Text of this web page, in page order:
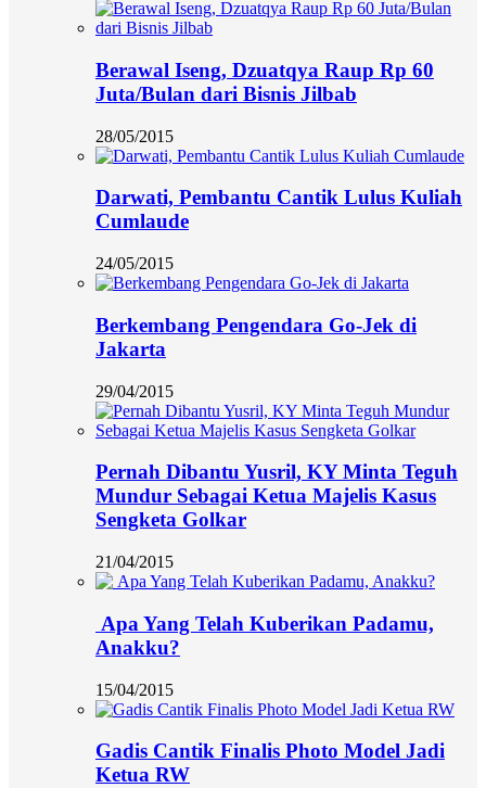
Berawal Iseng, Dzuatqya Raup Rp 60
Juta/Bulan dari Bisnis Jilbab
28/05/2015
Darwati, Pembantu Cantik Lulus Kuliah
Cumlaude
24/05/2015
Berkembang Pengendara Go-Jek di
Jakarta
29/04/2015
Pernah Dibantu Yusril, KY Minta Teguh
Mundur Sebagai Ketua Majelis Kasus
Sengketa Golkar
21/04/2015
Apa Yang Telah Kuberikan Padamu,
Anakku?
15/04/2015
Gadis Cantik Finalis Photo Model Jadi
Ketua RW